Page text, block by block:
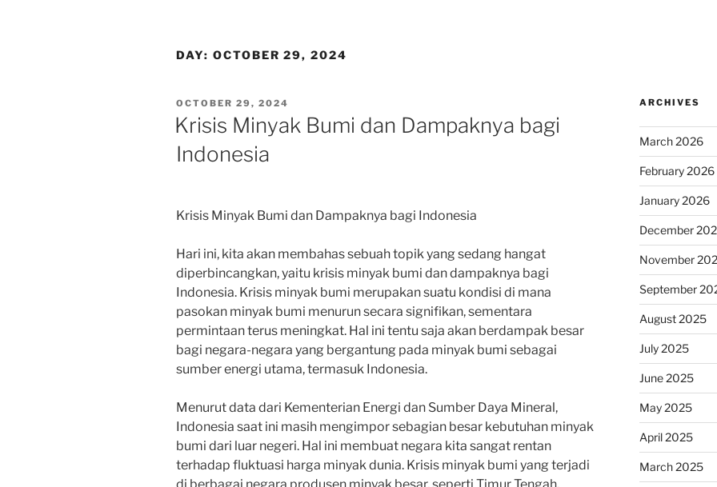
DAY: OCTOBER 29, 2024
POSTED
ON
OCTOBER 29, 2024
Krisis Minyak Bumi dan Dampaknya bagi
Indonesia
Krisis Minyak Bumi dan Dampaknya bagi Indonesia
Hari ini, kita akan membahas sebuah topik yang sedang hangat
diperbincangkan, yaitu krisis minyak bumi dan dampaknya bagi
Indonesia. Krisis minyak bumi merupakan suatu kondisi di mana
pasokan minyak bumi menurun secara signifikan, sementara
permintaan terus meningkat. Hal ini tentu saja akan berdampak besar
bagi negara-negara yang bergantung pada minyak bumi sebagai
sumber energi utama, termasuk Indonesia.
Menurut data dari Kementerian Energi dan Sumber Daya Mineral,
Indonesia saat ini masih mengimpor sebagian besar kebutuhan minyak
bumi dari luar negeri. Hal ini membuat negara kita sangat rentan
terhadap fluktuasi harga minyak dunia. Krisis minyak bumi yang terjadi
ARCHIVES
March 2026
February 2026
January 2026
December
November
September
August 2025
July 2025
June 2025
May 2025
April 2025
March 2025